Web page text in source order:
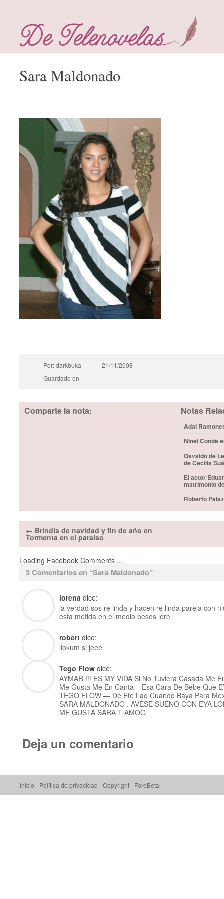
Sara Maldonado
Por: darkbuka
21/11/2008
Guardado en
Comparte la nota: Notas
Adal
Ninel Conde
Osvaldo de
de Cecilia
El actor
matrimonio
Roberto
← Brindis de navidad y fin de año en
Tormenta en el paraíso
Loading Facebook Comments ...
3 Comentarios en “Sara Maldonado”
lorena dice:
la verdad sos re linda y hacen re linda pareja con
esta metida en el medio besos lore
robert dice:
llokum si jeee
Tego Flow dice:
AYMAR !!! ES MY VIDA Si No Tuviera Casada Me
Me Gusta Me En Canta – Esa Cara De Bebe Que
TEGO FLOW — De Ete Lao Cuando Baya Para
SARA MALDONADO . AVESE SUENO CON EYA
ME GUSTA SARA T AMOO
Deja un comentario
Inicio Política de privacidad Copyright ForoBeta